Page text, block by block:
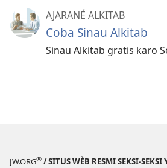
AJARANÉ ALKITAB
Coba Sinau Alkitab
Sinau Alkitab gratis karo
JW.ORG® / SITUS WÈB RESMI SEKSI-SEKSI